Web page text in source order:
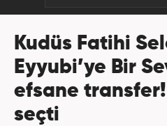
Kudüs Fatihi
Eyyubi’ye Bir
efsane transfer!
seçti